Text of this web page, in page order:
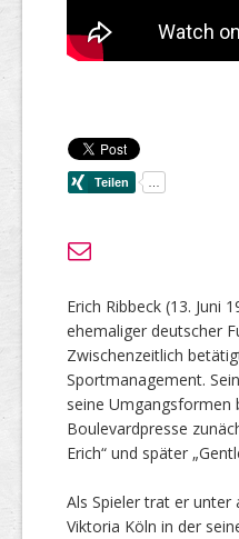
Erich Ribbeck (13. Juni
ehemaliger deutscher
Zwischenzeitlich
Sportmanagement.
seine Umgangsformen
Boulevardpresse
Erich“ und später
Als Spieler trat er unter
Viktoria Köln in der